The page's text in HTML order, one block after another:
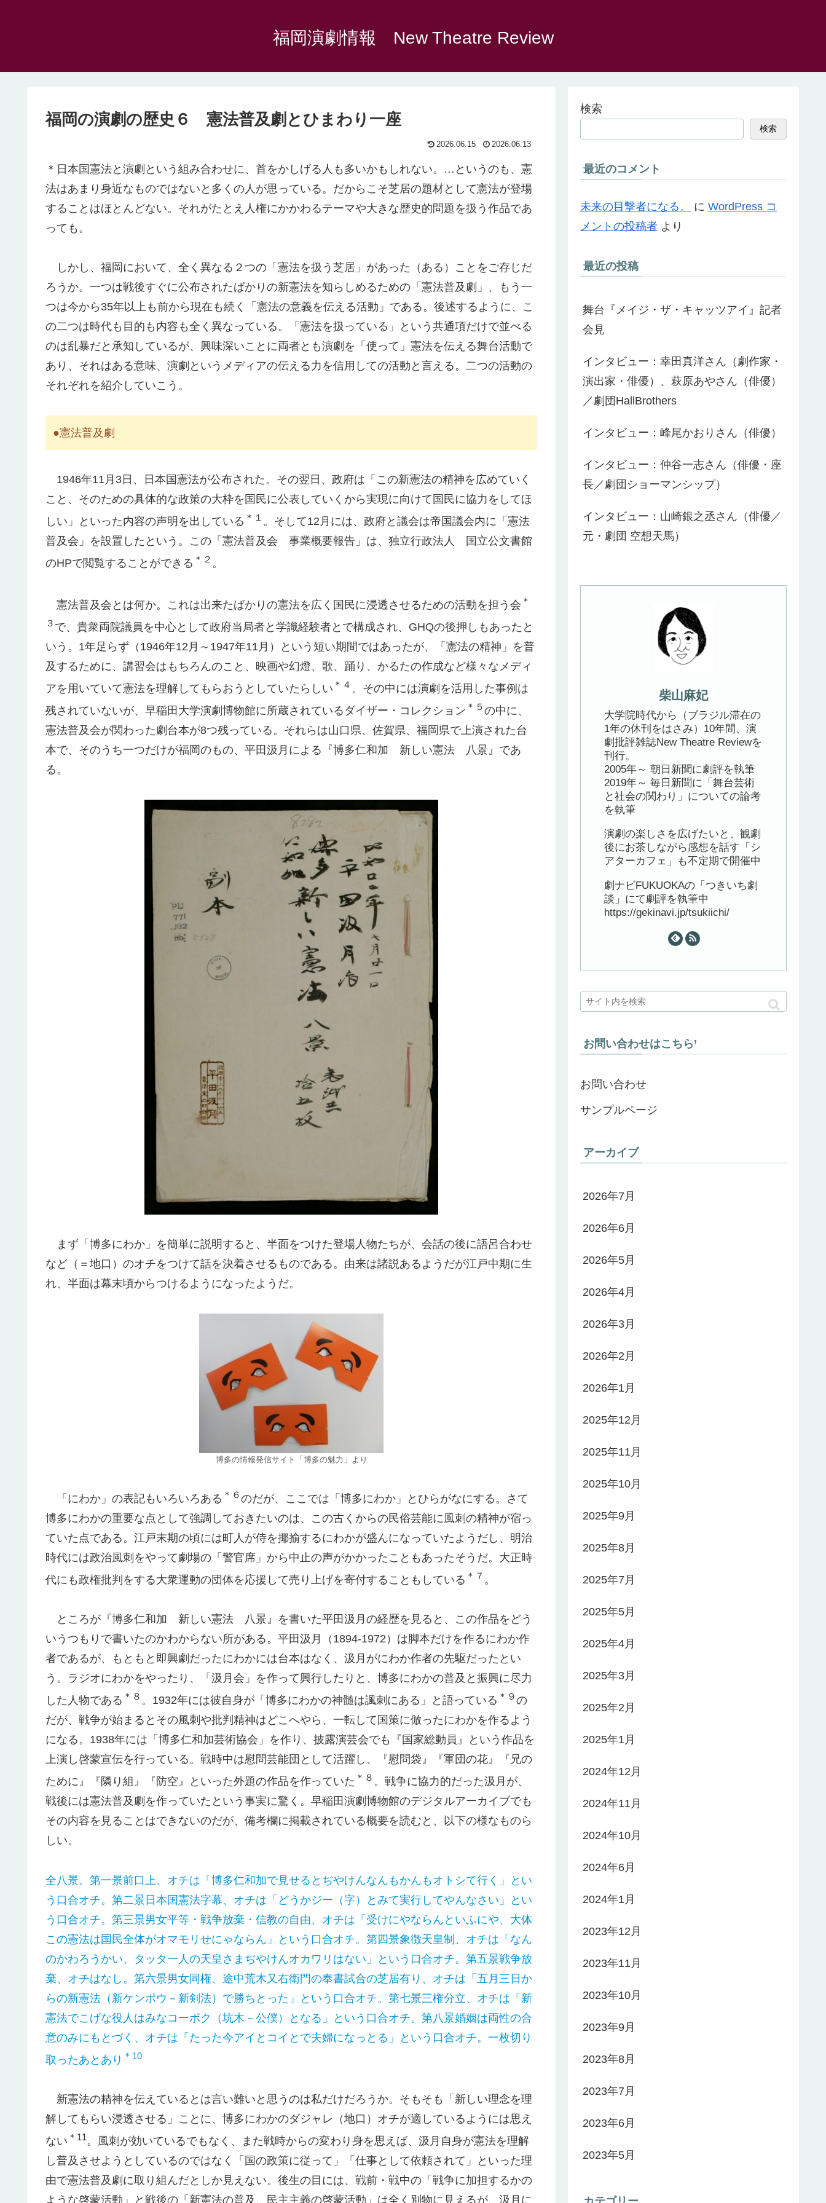
福岡演劇情報 New Theatre Review
福岡の演劇の歴史６ 憲法普及劇とひまわり一座
2026.06.15 2026.06.13
＊日本国憲法と演劇という組み合わせに、首をかしげる人も多いかもしれない。…というのも、憲
法はあまり身近なものではないと多くの人が思っている。だからこそ芝居の題材として憲法が登場
することはほとんどない。それがたとえ人権にかかわるテーマや大きな歴史的問題を扱う作品であ
っても。
しかし、福岡において、全く異なる２つの「憲法を扱う芝居」があった（ある）ことをご存じだ
ろうか。一つは戦後すぐに公布されたばかりの新憲法を知らしめるための「憲法普及劇」、もう一
つは今から35年以上も前から現在も続く「憲法の意義を伝える活動」である。後述するように、こ
の二つは時代も目的も内容も全く異なっている。「憲法を扱っている」という共通項だけで並べる
のは乱暴だと承知しているが、興味深いことに両者とも演劇を「使って」憲法を伝える舞台活動で
あり、それはある意味、演劇というメディアの伝える力を信用しての活動と言える。二つの活動の
それぞれを紹介していこう。
●憲法普及劇
1946年11月3日、日本国憲法が公布された。その翌日、政府は「この新憲法の精神を広めていく
こと、そのための具体的な政策の大枠を国民に公表していくから実現に向けて国民に協力をしてほ
しい」といった内容の声明を出している ＊１ 。そして12月には、政府と議会は帝国議会内に「憲法
普及会」を設置したという。この「憲法普及会 事業概要報告」は、独立行政法人 国立公文書館
のHPで閲覧することができる ＊２ 。
憲法普及会とは何か。これは出来たばかりの憲法を広く国民に浸透させるための活動を担う会 ＊
３ で、貴衆両院議員を中心として政府当局者と学識経験者とで構成され、GHQの後押しもあったと
いう。1年足らず（1946年12月～1947年11月）という短い期間ではあったが、「憲法の精神」を普
及するために、講習会はもちろんのこと、映画や幻燈、歌、踊り、かるたの作成など様々なメディ
アを用いていて憲法を理解してもらおうとしていたらしい ＊４ 。その中には演劇を活用した事例は
残されていないが、早稲田大学演劇博物館に所蔵されているダイザー・コレクション ＊５の中に、
憲法普及会が関わった劇台本が8つ残っている。それらは山口県、佐賀県、福岡県で上演された台
本で、そのうち一つだけが福岡のもの、平田汲月による『博多仁和加 新しい憲法 八景』であ
る。
まず「博多にわか」を簡単に説明すると、半面をつけた登場人物たちが、会話の後に語呂合わせ
など（＝地口）のオチをつけて話を決着させるものである。由来は諸説あるようだが江戸中期に生
れ、半面は幕末頃からつけるようになったようだ。
博多の情報発信サイト「博多の魅力」より
「にわか」の表記もいろいろある ＊６のだが、ここでは「博多にわか」とひらがなにする。さて
博多にわかの重要な点として強調しておきたいのは、この古くからの民俗芸能に風刺の精神が宿っ
ていた点である。江戸末期の頃には町人が侍を揶揄するにわかが盛んになっていたようだし、明治
時代には政治風刺をやって劇場の「警官席」から中止の声がかかったこともあったそうだ。大正時
代にも政権批判をする大衆運動の団体を応援して売り上げを寄付することもしている ＊７ 。
ところが『博多仁和加 新しい憲法 八景』を書いた平田汲月の経歴を見ると、この作品をどう
いうつもりで書いたのかわからない所がある。平田汲月（1894-1972）は脚本だけを作るにわか作
者であるが、もともと即興劇だったにわかには台本はなく、汲月がにわか作者の先駆だったとい
う。ラジオにわかをやったり、「汲月会」を作って興行したりと、博多にわかの普及と振興に尽力
した人物である ＊８ 。1932年には彼自身が「博多にわかの神髄は諷刺にある」と語っている ＊９の
だが、戦争が始まるとその風刺や批判精神はどこへやら、一転して国策に倣ったにわかを作るよう
になる。1938年には「博多仁和加芸術協会」を作り、披露演芸会でも『国家総動員』という作品を
上演し啓蒙宣伝を行っている。戦時中は慰問芸能団として活躍し、『慰問袋』『軍団の花』『兄の
ために』『隣り組』『防空』といった外題の作品を作っていた ＊８ 。戦争に協力的だった汲月が、
戦後には憲法普及劇を作っていたという事実に驚く。早稲田演劇博物館のデジタルアーカイブでも
その内容を見ることはできないのだが、備考欄に掲載されている概要を読むと、以下の様なものら
しい。
全八景。第一景前口上、オチは「博多仁和加で見せるとぢやけんなんもかんもオトシて行く」とい
う口合オチ。第二景日本国憲法字幕、オチは「どうかジー（字）とみて実行してやんなさい」とい
う口合オチ。第三景男女平等・戦争放棄・信教の自由、オチは「受けにやならんといふにや、大体
この憲法は国民全体がオマモリせにゃならん」という口合オチ。第四景象徴天皇制、オチは「なん
のかわろうかい、タッタ一人の天皇さまぢやけんオカワリはない」という口合オチ。第五景戦争放
棄、オチはなし。第六景男女同権、途中荒木又右衛門の奉書試合の芝居有り、オチは「五月三日か
らの新憲法（新ケンポウ－新剣法）で勝ちとった」という口合オチ。第七景三権分立、オチは「新
憲法でこげな役人はみなコーボク（坑木－公僕）となる」という口合オチ。第八景婚姻は両性の合
意のみにもとづく、オチは「たった今アイとコイとで夫婦になっとる」という口合オチ。一枚切り
取ったあとあり ＊10
新憲法の精神を伝えているとは言い難いと思うのは私だけだろうか。そもそも「新しい理念を理
解してもらい浸透させる」ことに、博多にわかのダジャレ（地口）オチが適しているようには思え
ない ＊11。風刺が効いているでもなく、また戦時からの変わり身を思えば、汲月自身が憲法を理解
し普及させようとしているのではなく「国の政策に従って」「仕事として依頼されて」といった理
由で憲法普及劇に取り組んだとしか見えない。後生の目には、戦前・戦中の「戦争に加担するかの
ような啓蒙活動」と戦後の「新憲法の普及、民主主義の啓蒙活動」は全く別物に見えるが、汲月に
検索
検索
最近のコメント
未来の目撃者になる。 に WordPress コ
メントの投稿者 より
最近の投稿
舞台『メイジ・ザ・キャッツアイ』記者
会見
インタビュー：幸田真洋さん（劇作家・
演出家・俳優）、萩原あやさん（俳優）
／劇団HallBrothers
インタビュー：峰尾かおりさん（俳優）
インタビュー：仲谷一志さん（俳優・座
長／劇団ショーマンシップ）
インタビュー：山崎銀之丞さん（俳優／
元・劇団 空想天馬）
柴山麻妃
大学院時代から（ブラジル滞在の
1年の休刊をはさみ）10年間、演
劇批評雑誌New Theatre Reviewを
刊行。
2005年～ 朝日新聞に劇評を執筆
2019年～ 毎日新聞に「舞台芸術
と社会の関わり」についての論考
を執筆
演劇の楽しさを広げたいと、観劇
後にお茶しながら感想を話す「シ
アターカフェ」も不定期で開催中
劇ナビFUKUOKAの「つきいち劇
談」にて劇評を執筆中
https://gekinavi.jp/tsukiichi/
お問い合わせはこちら’
お問い合わせ
サンプルページ
アーカイブ
2026年7月
2026年6月
2026年5月
2026年4月
2026年3月
2026年2月
2026年1月
2025年12月
2025年11月
2025年10月
2025年9月
2025年8月
2025年7月
2025年5月
2025年4月
2025年3月
2025年2月
2025年1月
2024年12月
2024年11月
2024年10月
2024年6月
2024年1月
2023年12月
2023年11月
2023年10月
2023年9月
2023年8月
2023年7月
2023年6月
2023年5月